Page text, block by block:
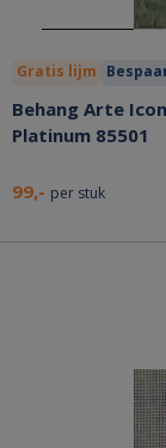
Gratis lijm
Behang Arte
Platinum 85501
99,- per stuk